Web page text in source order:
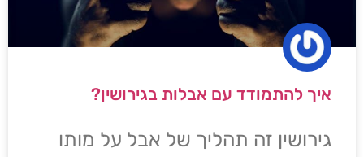
איך להתמודד עם אבלות בגירושין?
גירושין זה תהליך של אבל על מותו